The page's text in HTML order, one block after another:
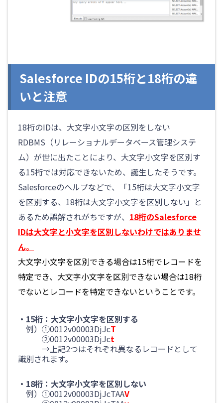
Salesforce IDの15桁と18桁の違
いと注意
18桁のIDは、大文字小文字の区別をしない
RDBMS（リレーショナルデータベース管理システ
ム）が世に出たことにより、大文字小文字を区別す
る15桁では対応できないため、誕生したそうです。
Salesforceのヘルプなどで、「15桁は大文字小文字
を区別する、 18桁は大文字小文字を区別しない」と
あるため誤解されがちですが、 18桁のSalesforce
IDは大文字と小文字を区別しないわけではありませ
ん。
大文字小文字を区別できる場合は15桁でレコードを
特定でき、大文字小文字を区別できない場合は18桁
でないとレコードを特定できないということです。
・15桁：大文字小文字を区別する
例）①0012v00003DjJcT
②0012v00003DjJct
→上記2つはそれぞれ異なるレコードとして
識別されます。
・18桁：大文字小文字を区別しない
例）①0012v00003DjJcTAAV